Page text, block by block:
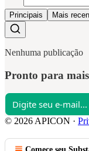
Principais Mais
Nenhuma publicação
Pronto para
© 2026 APICON ·